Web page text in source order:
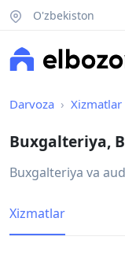
O'zbekiston
Darvoza Xizmatlar
Buxgalteriya,
Buxgalteriya va
Xizmatlar